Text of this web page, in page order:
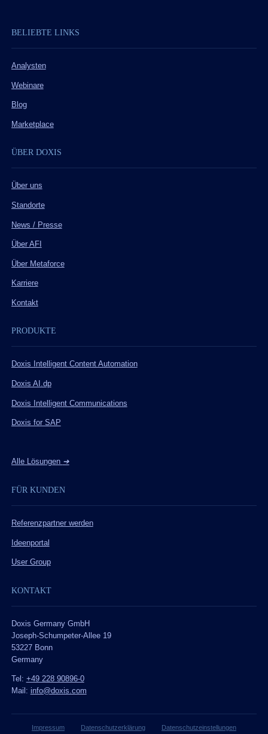
BELIEBTE LINKS
Analysten
Webinare
Blog
Marketplace
ÜBER DOXIS
Über uns
Standorte
News / Presse
Über AFI
Über Metaforce
Karriere
Kontakt
PRODUKTE
Doxis Intelligent Content Automation
Doxis AI.dp
Doxis Intelligent Communications
Doxis for SAP
Alle Lösungen ➔
FÜR KUNDEN
Referenzpartner werden
Ideenportal
User Group
KONTAKT
Doxis Germany GmbH
Joseph-Schumpeter-Allee 19
53227 Bonn
Germany
Tel: +49 228 90896-0
Mail: info@doxis.com
Impressum Datenschutzerklärung Datenschutzeinstellungen